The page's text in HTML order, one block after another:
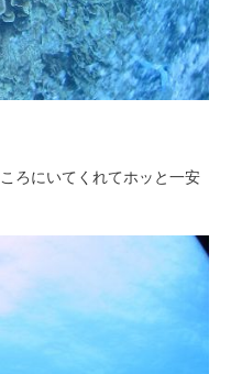
ろにいてくれてホッと一安